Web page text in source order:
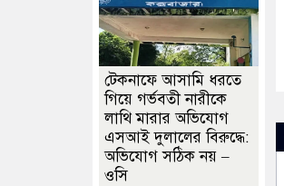
টেকনাফে আসামি ধরতে
গিয়ে গর্ভবতী নারীকে
লাথি মারার অভিযোগ
এসআই দুলালের বিরুদ্ধে:
অভিযোগ সঠিক নয় –
ওসি